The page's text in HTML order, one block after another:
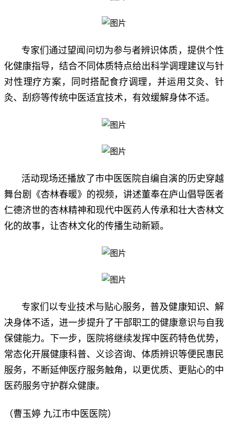
专家们通过望闻问切为参与者辨识体质，提供个性
化健康指导，结合不同体质特点给出科学调理建议与针
对性理疗方案，同时搭配食疗调理，并运用艾灸、针
灸、刮痧等传统中医适宜技术，有效缓解身体不适。
活动现场还播放了市中医医院自编自演的历史穿越
舞台剧《杏林春暖》的视频，讲述董奉在庐山倡导医者
仁德济世的杏林精神和现代中医药人传承和壮大杏林文
化的故事，让杏林文化的传播生动新颖。
专家们以专业技术与贴心服务，普及健康知识、解
决身体不适，进一步提升了干部职工的健康意识与自我
保健能力。下一步，医院将继续发挥中医药特色优势，
常态化开展健康科普、义诊咨询、体质辨识等便民惠民
服务，不断延伸医疗服务触角，以更优质、更贴心的中
医药服务守护群众健康。
（曹玉婷 九江市中医医院）